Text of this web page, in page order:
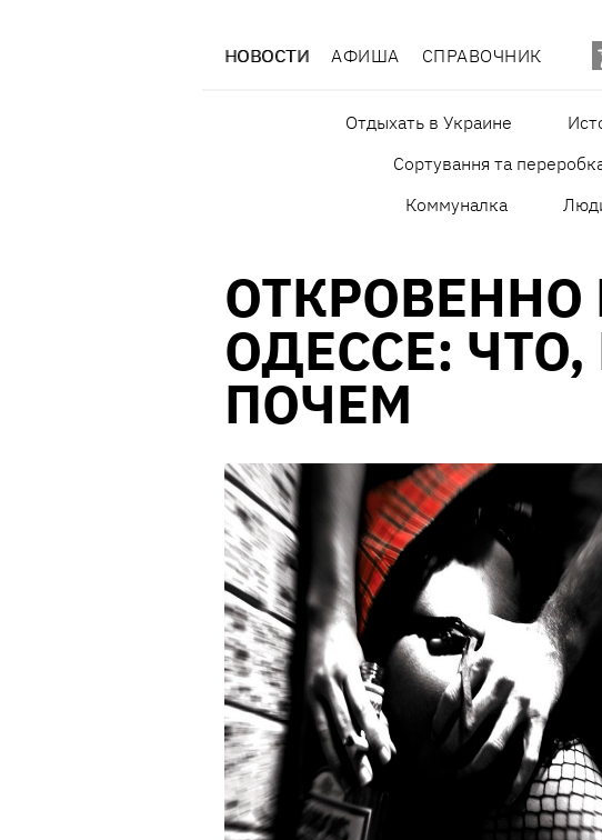
НОВОСТИ АФИША СПРАВОЧНИК
Отдыхать в Украине
Сортування та
Коммуналка
ОТКРОВЕННО
ОДЕССЕ: ЧТО,
ПОЧЕМ